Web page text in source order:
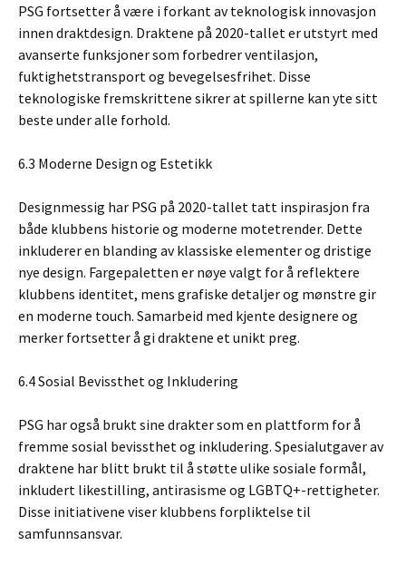
PSG fortsetter å være i forkant av teknologisk innovasjon
innen draktdesign. Draktene på 2020-tallet er utstyrt med
avanserte funksjoner som forbedrer ventilasjon,
fuktighetstransport og bevegelsesfrihet. Disse
teknologiske fremskrittene sikrer at spillerne kan yte sitt
beste under alle forhold.
6.3 Moderne Design og Estetikk
Designmessig har PSG på 2020-tallet tatt inspirasjon fra
både klubbens historie og moderne motetrender. Dette
inkluderer en blanding av klassiske elementer og dristige
nye design. Fargepaletten er nøye valgt for å reflektere
klubbens identitet, mens grafiske detaljer og mønstre gir
en moderne touch. Samarbeid med kjente designere og
merker fortsetter å gi draktene et unikt preg.
6.4 Sosial Bevissthet og Inkludering
PSG har også brukt sine drakter som en plattform for å
fremme sosial bevissthet og inkludering. Spesialutgaver av
draktene har blitt brukt til å støtte ulike sosiale formål,
inkludert likestilling, antirasisme og LGBTQ+-rettigheter.
Disse initiativene viser klubbens forpliktelse til
samfunnsansvar.